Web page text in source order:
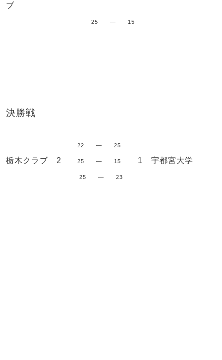
ブ
25 — 15
決勝戦
22 ― 25
栃木クラブ 2 25 ― 15 1 宇都宮大学
25 — 23